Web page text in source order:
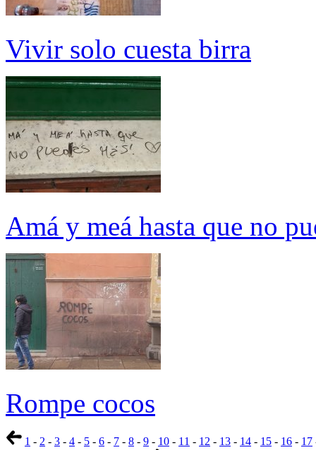
Vivir solo cuesta birra
Amá y meá hasta que no
Rompe cocos
1 - 2 - 3 - 4 - 5 - 6 - 7 - 8 - 9 - 10 - 11 - 12 - 13 - 14 - 15 - 16 - 17